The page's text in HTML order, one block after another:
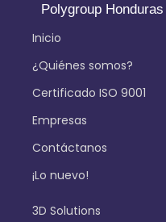
Polygroup Honduras
Inicio
¿Quiénes somos?
Certificado ISO 9001
Empresas
Contáctanos
¡Lo nuevo!
3D Solutions